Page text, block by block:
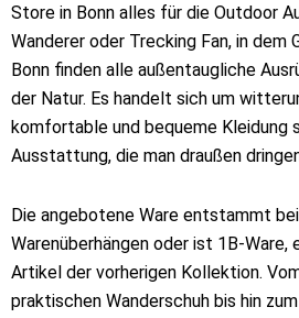
Store in Bonn alles für die Outdoor
Wanderer oder Trecking Fan, in
Bonn finden alle außentaugliche
der Natur. Es handelt sich um
komfortable und bequeme Kleidung
Ausstattung, die man draußen
Die angebotene Ware entstammt
Warenüberhängen oder ist 1B-Ware,
Artikel der vorherigen Kollektion.
praktischen Wanderschuh bis hin